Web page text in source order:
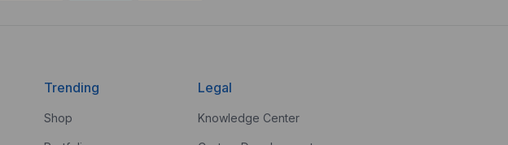
Trending
Shop
Legal
Knowledge Center